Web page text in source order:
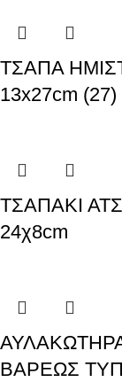
ΤΣΑΠΑ
13x27cm (27)
ΤΣΑΠΑΚΙ
24χ8cm
ΒΑΡΕΩΣ